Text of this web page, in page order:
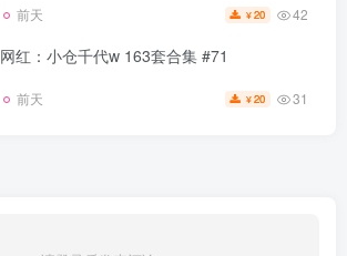
前天 ¥20 42
网红：小仓千代w 163套合集 #71
前天 ¥20 31